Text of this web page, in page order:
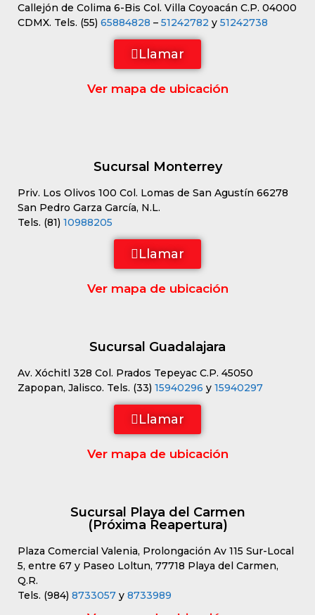
Callejón de Colima 6-Bis Col. Villa Coyoacán C.P. 04000
CDMX. Tels. (55) 65884828 – 51242782 y 51242738
Llamar
Ver mapa de ubicación
Sucursal Monterrey
Priv. Los Olivos 100 Col. Lomas de San Agustín 66278
San Pedro Garza García, N.L.
Tels. (81) 10988205
Llamar
Ver mapa de ubicación
Sucursal Guadalajara
Av. Xóchitl 328 Col. Prados Tepeyac C.P. 45050
Zapopan, Jalisco. Tels. (33) 15940296 y 15940297
Llamar
Ver mapa de ubicación
Sucursal Playa del Carmen
(Próxima Reapertura)
Plaza Comercial Valenia, Prolongación Av 115 Sur-Local
5, entre 67 y Paseo Loltun, 77718 Playa del Carmen,
Q.R.
Tels. (984) 8733057 y 8733989